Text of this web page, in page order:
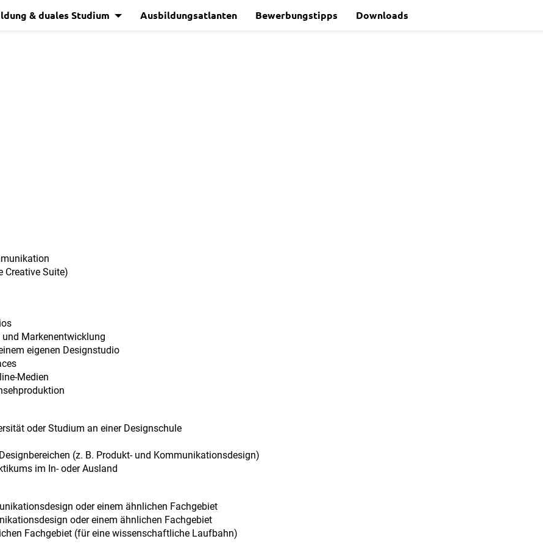
& duales Studium Ausbildungsatlanten Bewerbungstipps Downloads
Creative Suite)
Markenentwicklung
eigenen Designstudio
Medien
oder Studium an einer Designschule
(z. B. Produkt- und Kommunikationsdesign)
im In- oder Ausland
oder einem ähnlichen Fachgebiet
oder einem ähnlichen Fachgebiet
Fachgebiet (für eine wissenschaftliche Laufbahn)